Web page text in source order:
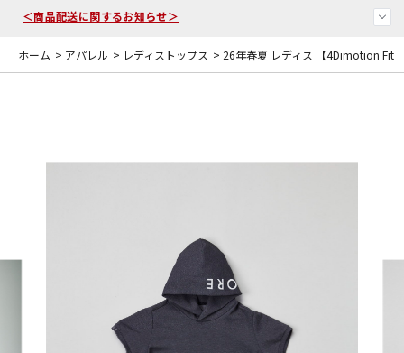
＜商品配送に関するお知らせ＞
ホーム > アパレル > レディストップス > 26年春夏 レディス 【4Dimotion Fit